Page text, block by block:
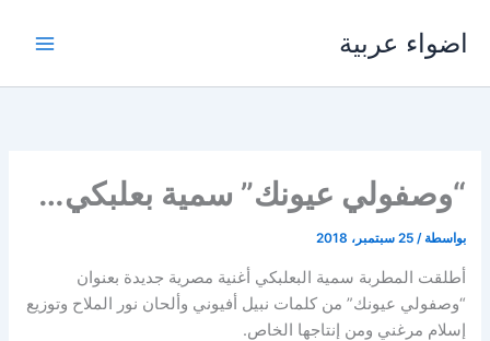
اضواء عربية
“وصفولي عيونك” سمية بعلبكي…
بواسطة /25 سبتمبر، 2018
أطلقت المطربة سمية البعلبكي أغنية مصرية جديدة بعنوان
“وصفولي عيونك” من كلمات نبيل أفيوني وألحان نور الملاح وتوزيع
إسلام مرغني ومن إنتاجها الخاص.